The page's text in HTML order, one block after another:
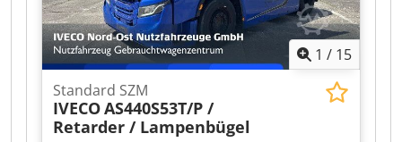
1 / 15
Standard SZM
IVECOAS440S53T/P /
Retarder / Lampenbügel